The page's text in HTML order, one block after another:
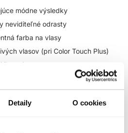
Detaily O cookies
módne výsledky
neviditeľné odrasty
farba na vlasy
vlasov (pri Color Touch Plus)
farebné portfólio - pre
bez amoniaku - ideálna pre